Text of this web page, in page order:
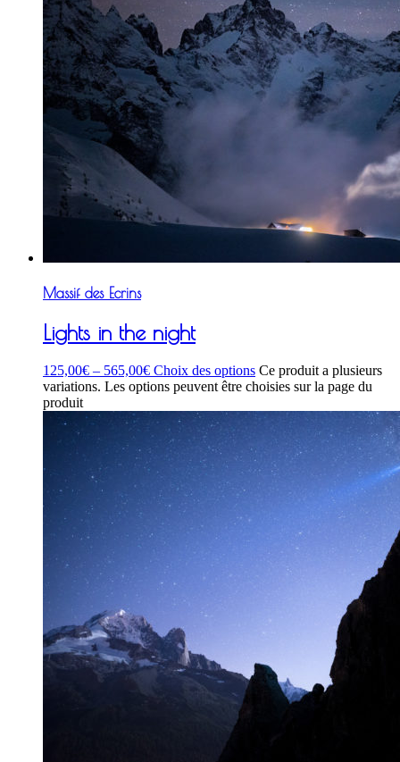
Massif des Ecrins
Lights in the night
125,00€ – 565,00€ Choix des options Ce produit a plusieurs
variations. Les options peuvent être choisies sur la page du
produit